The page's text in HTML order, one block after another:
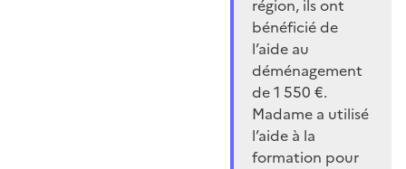
région, ils ont
bénéficié de
l’aide au
déménagement
de 1 550 €.
Madame a utilisé
l’aide à la
formation pour